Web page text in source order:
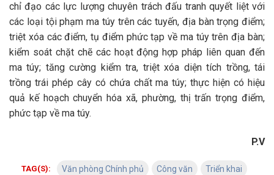
chỉ đạo các lực lượng chuyên trách đấu tranh quyết liệt với
các loại tội phạm ma túy trên các tuyến, địa bàn trọng điểm;
triệt xóa các điểm, tụ điểm phức tạp về ma túy trên địa bàn;
kiểm soát chặt chẽ các hoạt động hợp pháp liên quan đến
ma túy; tăng cường kiểm tra, triệt xóa diện tích trồng, tái
trồng trái phép cây có chứa chất ma túy; thực hiện có hiệu
quả kế hoạch chuyển hóa xã, phường, thị trấn trọng điểm,
phức tạp về ma túy.
P.V
TAG(S): Văn phòng Chính phủ Công văn Triển khai